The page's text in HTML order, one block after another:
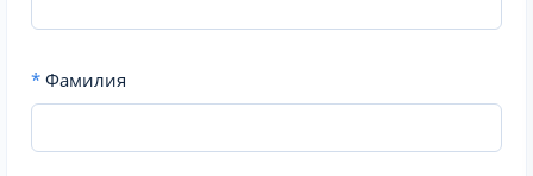
* Фамилия